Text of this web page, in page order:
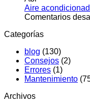
Aire
Comentarios
Categorías
blog (130)
Consejos (2)
Errores (1)
Mantenimiento
Archivos